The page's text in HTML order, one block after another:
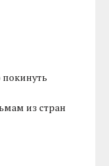
из стран